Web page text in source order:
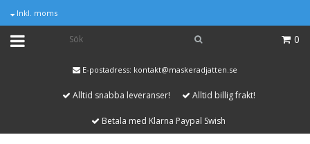
Inkl. moms
0
E-postadress: kontakt@maskeradjatten.se
Alltid snabba leveranser! Alltid billig frakt!
Betala med Klarna Paypal Swish